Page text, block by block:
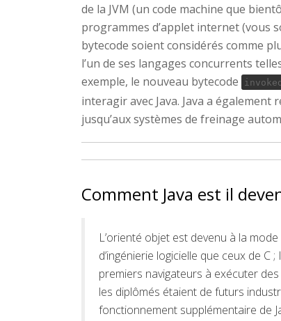
de la JVM (un code machine que
programmes d’applet internet (vous
bytecode soient considérés comme
l’un de ses langages concurrents
exemple, le nouveau bytecode
interagir avec Java. Java a
jusqu’aux systèmes de freinage
Comment Java est il
L’orienté objet est devenu à la
d’ingénierie logicielle que ceux de
premiers navigateurs à exécuter
les diplômés étaient de futurs
fonctionnement supplémentaire de